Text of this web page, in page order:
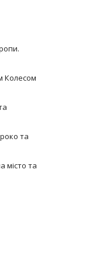
Колесом
та
місто та